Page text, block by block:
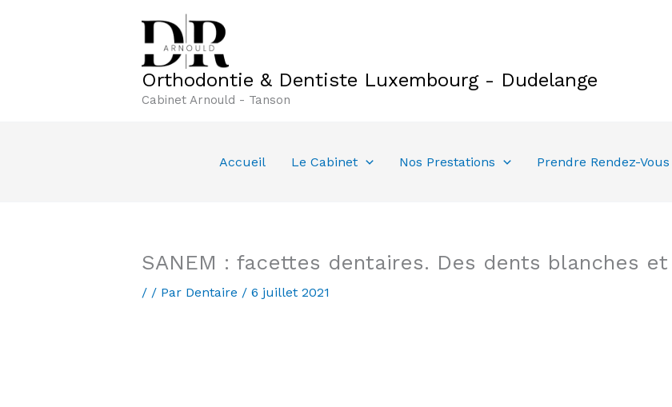
Orthodontie & Dentiste Luxembourg - Dudelange
Cabinet Arnould - Tanson
Accueil Le Cabinet Nos Prestations Prendre Rendez-
SANEM : facettes dentaires. Des dents blanches et
/ / Par Dentaire / 6 juillet 2021